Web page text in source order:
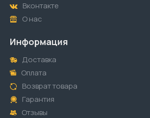
Вконтакте
О нас
Информация
Доставка
Оплата
Возврат товара
Гарантия
Отзывы